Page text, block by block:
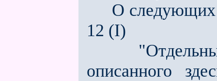
О следующих
12 (I)
"Отдельные
описанного